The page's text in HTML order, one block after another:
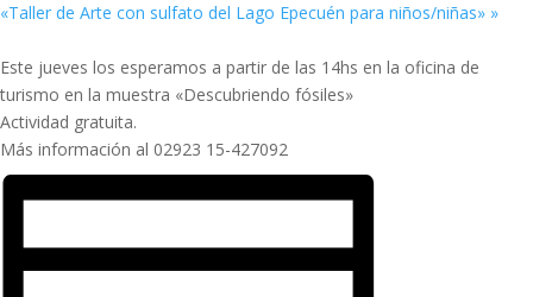
«Taller de Arte con sulfato del Lago Epecuén para niños/niñas» »
Este jueves los esperamos a partir de las 14hs en la oficina de
turismo en la muestra «Descubriendo fósiles»
Actividad gratuita.
Más información al 02923 15-427092